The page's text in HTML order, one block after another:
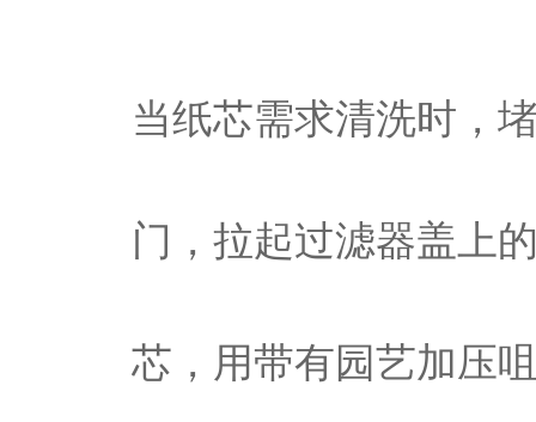
当纸芯需求清洗时，
门，拉起过滤器盖上
芯，用带有园艺加压